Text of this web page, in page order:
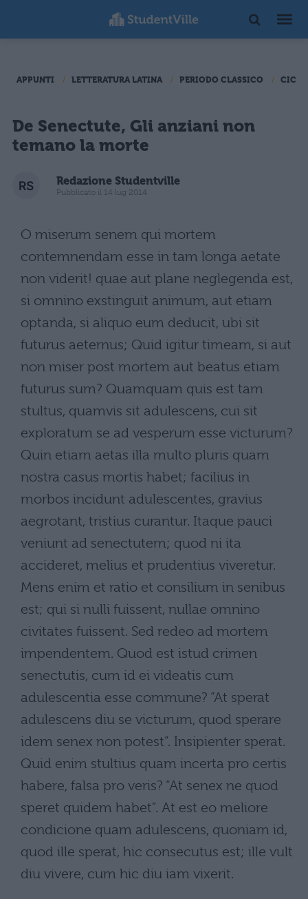
APPUNTI LETTERATURA LATINA PERIODO CLASSICO
De Senectute, Gli anziani non
temano la morte
Redazione Studentville
Pubblicato il 14 lug 2014
O miserum senem qui mortem
contemnendam esse in tam longa aetate
non viderit! quae aut plane neglegenda est,
si omnino exstinguit animum, aut etiam
optanda, si aliquo eum deducit, ubi sit
futurus aeternus; Quid igitur timeam, si aut
non miser post mortem aut beatus etiam
futurus sum? Quamquam quis est tam
stultus, quamvis sit adulescens, cui sit
exploratum se ad vesperum esse victurum?
Quin etiam aetas illa multo pluris quam
nostra casus mortis habet; facilius in
morbos incidunt adulescentes, gravius
aegrotant, tristius curantur. Itaque pauci
veniunt ad senectutem; quod ni ita
accideret, melius et prudentius viveretur.
Mens enim et ratio et consilium in senibus
est; qui si nulli fuissent, nullae omnino
civitates fuissent. Sed redeo ad mortem
impendentem. Quod est istud crimen
senectutis, cum id ei videatis cum
adulescentia esse commune? “At sperat
adulescens diu se victurum, quod sperare
idem senex non potest”. Insipienter sperat.
Quid enim stultius quam incerta pro certis
habere, falsa pro veris? “At senex ne quod
speret quidem habet”. At est eo meliore
condicione quam adulescens, quoniam id,
quod ille sperat, hic consecutus est; ille vult
diu vivere, cum hic diu iam vixerit.